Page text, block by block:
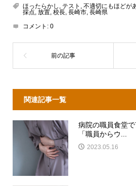
ほったらかし , テスト , 不適切にもほどが
採点, 放置, 校長, 長崎市, 長崎県
コメント: 0
関連記事一覧
病院の職員食堂
「職員からウ...
2023.05.16